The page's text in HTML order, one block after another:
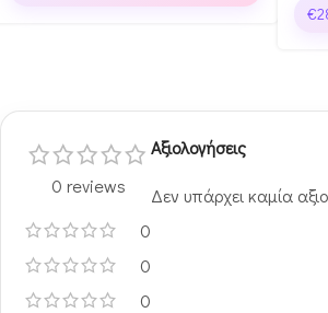
€
0 reviews
0
0
0
Αξιολογήσεις
Δεν υπάρχει καμία